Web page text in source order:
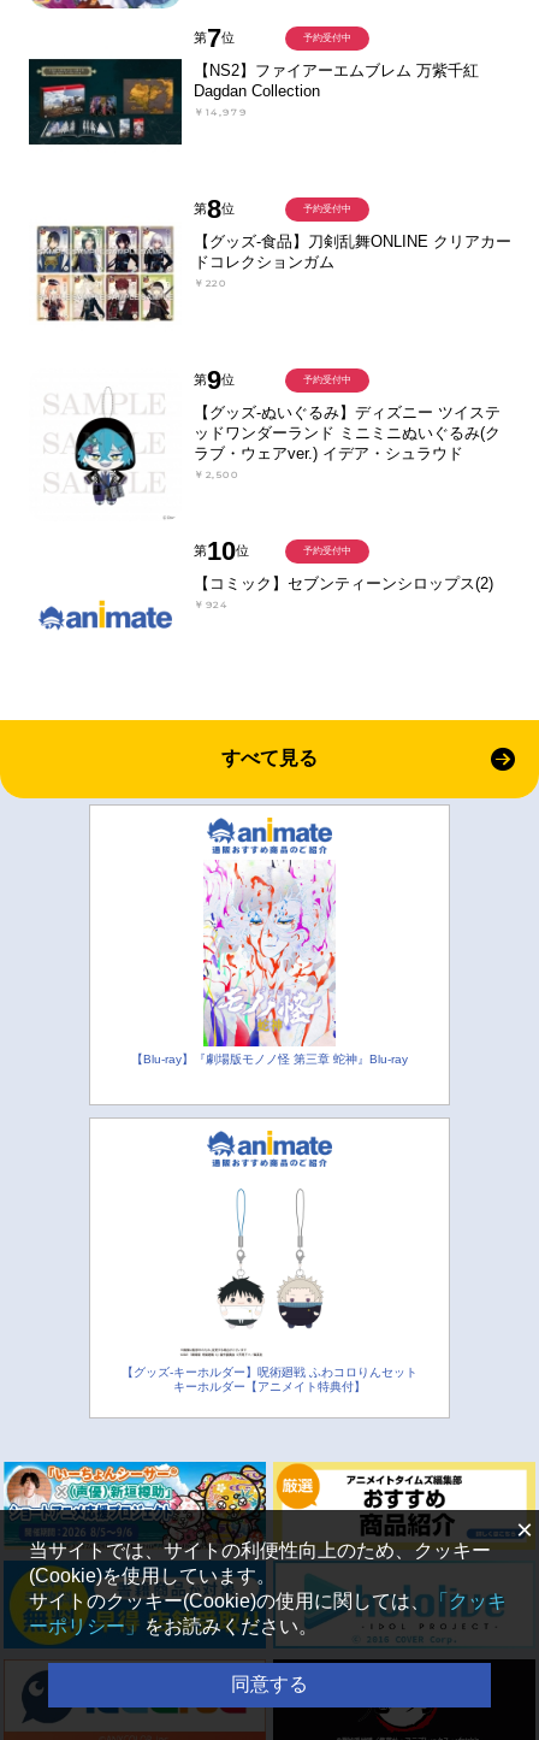
第7位
【NS2】ファイアーエムブレム 万紫千紅
Dagdan Collection
￥14,979
予約受付中
第8位
【グッズ-食品】刀剣乱舞ONLINE クリアカー
ドコレクションガム
￥220
予約受付中
第9位
【グッズ-ぬいぐるみ】ディズニー ツイステ
ッドワンダーランド ミニミニぬいぐるみ(ク
ラブ・ウェアver.) イデア・シュラウド
￥2,500
予約受付中
第10位
【コミック】セブンティーンシロップス(2)
￥924
予約受付中
すべて見る
【Blu-ray】『劇場版モノノ怪 第三章 蛇神』Blu-ray
【グッズ-キーホルダー】呪術廻戦 ふわコロりんセット
キーホルダー【アニメイト特典付】
×
当サイトでは、サイトの利便性向上のため、クッキー
(Cookie)を使用しています。
サイトのクッキー(Cookie)の使用に関しては、「クッキ
ーポリシー」 をお読みください。
同意する